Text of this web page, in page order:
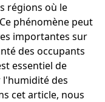
régions où le
phénomène peut
importantes sur
des occupants
essentiel de
des
cet article, nous